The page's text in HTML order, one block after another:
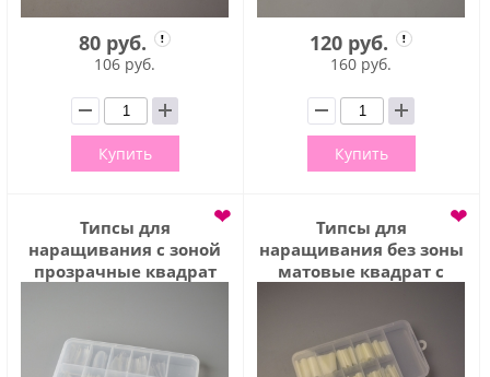
80 руб.
106 руб.
Купить
120 руб.
160 руб.
Купить
Типсы для
наращивания с зоной
прозрачные квадрат
❤
Типсы для
наращивания без зоны
матовые квадрат с
❤